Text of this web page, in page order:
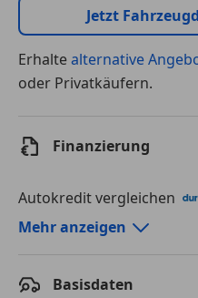
Jetzt
Erhaltealternative
oder Privatkäufern.
Finanzierung
Autokredit vergleichen
Autokredit-Rechner von
Mehr anzeigen
Basisdaten